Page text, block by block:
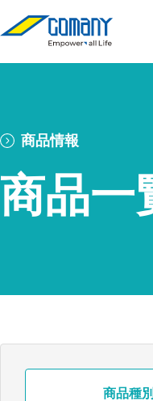
商品情報
商品一
商品種